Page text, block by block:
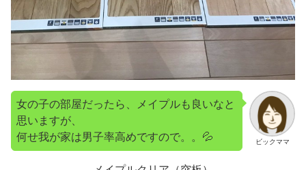
ビックママ
女の子の部屋だったら、メイプルも良いなと
思いますが、
何せ我が家は男子率高めですので。。💦